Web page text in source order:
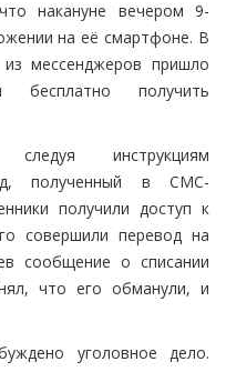
накануне вечером 9-
на её смартфоне. В
мессенджеров пришло
получить
инструкциям
полученный в СМС-
получили доступ к
совершили перевод на
сообщение о списании
что его обманули, и
уголовное дело.